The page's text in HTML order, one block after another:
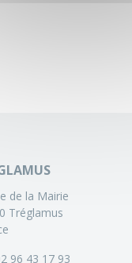
de la Mairie
Tréglamus
96 43 17 93